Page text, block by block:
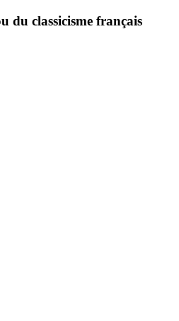
du classicisme français